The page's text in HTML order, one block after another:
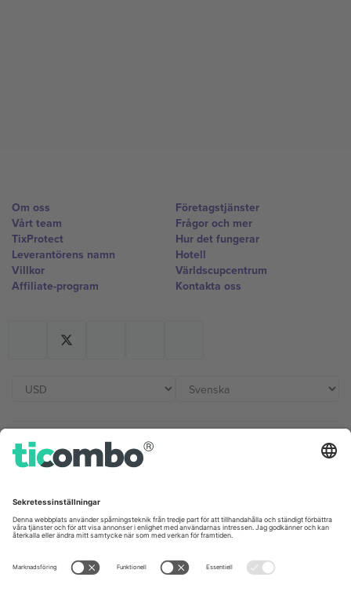
Om oss
Vårt team
TixProtect
Leverantörens namn
Villkor
Affiliate-program
Företagstjänster
Frågor och mer
Hur det fungerar
Hotell
Världscupcentrum
Kontakta oss
Kontor och support
Unter den Linden 24, 10117
Berlin, Germany
London, EC1V 1AW, United
Kingdom
United States
Switzerland